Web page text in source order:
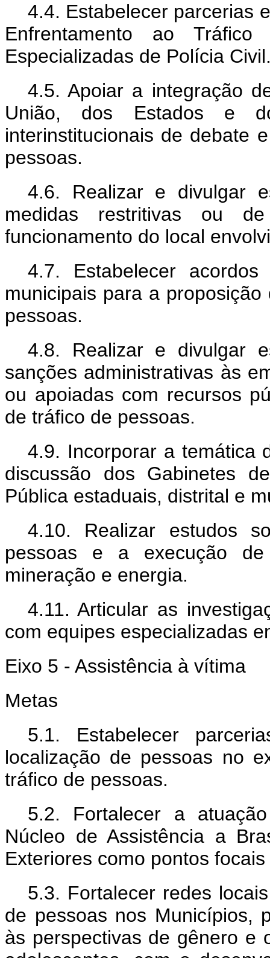
4.4. Estabelecer parcerias
Enfrentamento ao
Especializadas de Polícia
4.5. Apoiar a integração
União, dos Estados e
interinstitucionais de debate
pessoas.
4.6. Realizar e divulgar
medidas restritivas ou
funcionamento do local
4.7. Estabelecer
municipais para a
pessoas.
4.8. Realizar e divulgar
sanções administrativas às
ou apoiadas com recursos
de tráfico de pessoas.
4.9. Incorporar a temática
discussão dos Gabinetes
Pública estaduais, distrital e
4.10. Realizar estudos
pessoas e a execução
mineração e energia.
4.11. Articular as
com equipes especializadas
Eixo 5 - Assistência à vítima
Metas
5.1. Estabelecer
localização de pessoas no
tráfico de pessoas.
5.2. Fortalecer a
Núcleo de Assistência a
Exteriores como pontos
5.3. Fortalecer redes
de pessoas nos Municípios,
às perspectivas de gênero e